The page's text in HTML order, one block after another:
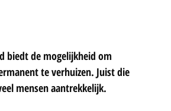
biedt de mogelijkheid om
te verhuizen. Juist die
mensen aantrekkelijk.